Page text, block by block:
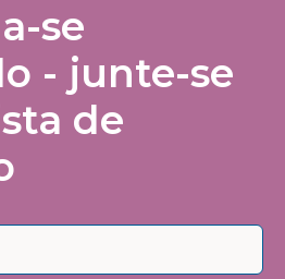
se
- junte-se
de